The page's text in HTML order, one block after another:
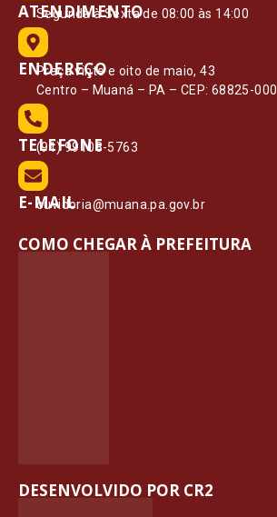
ATENDIMENTO
Segunda à Sexta de 08:00 às 14:00
ENDEREÇO
Praça vinte e oito de maio, 43
Centro – Muaná – PA – CEP: 68825-000
TELEFONE
(91) 99108-5763
E-MAIL
ouvidoria@muana.pa.gov.br
COMO CHEGAR À PREFEITURA
DESENVOLVIDO POR CR2